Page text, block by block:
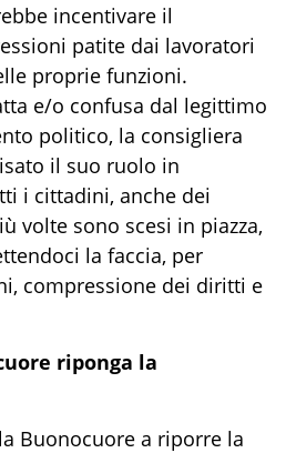
incentivare il
patite dai lavoratori
proprie funzioni.
e/o confusa dal legittimo
politico, la consigliera
il suo ruolo in
i cittadini, anche dei
volte sono scesi in piazza,
la faccia, per
compressione dei diritti e
riponga la
Buonocuore a riporre la